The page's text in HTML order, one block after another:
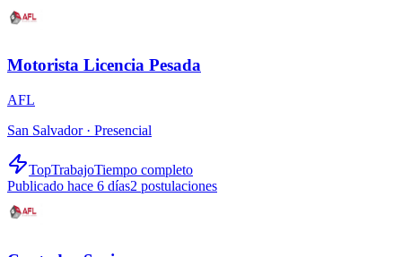
Motorista Licencia Pesada
AFL
San Salvador · Presencial
TopTrabajoTiempo completo
Publicado hace 6 días2 postulaciones